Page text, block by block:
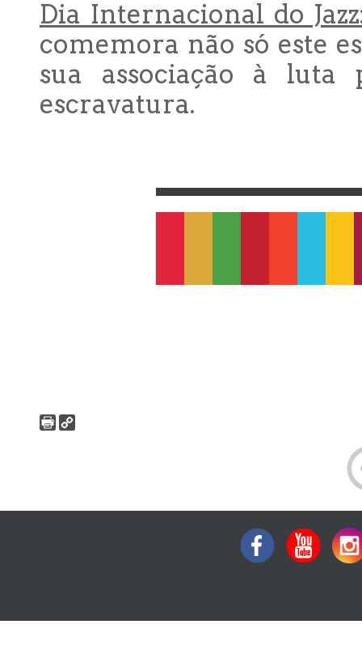
Dia Internacional do
comemora não só este
sua associação à luta
escravatura.